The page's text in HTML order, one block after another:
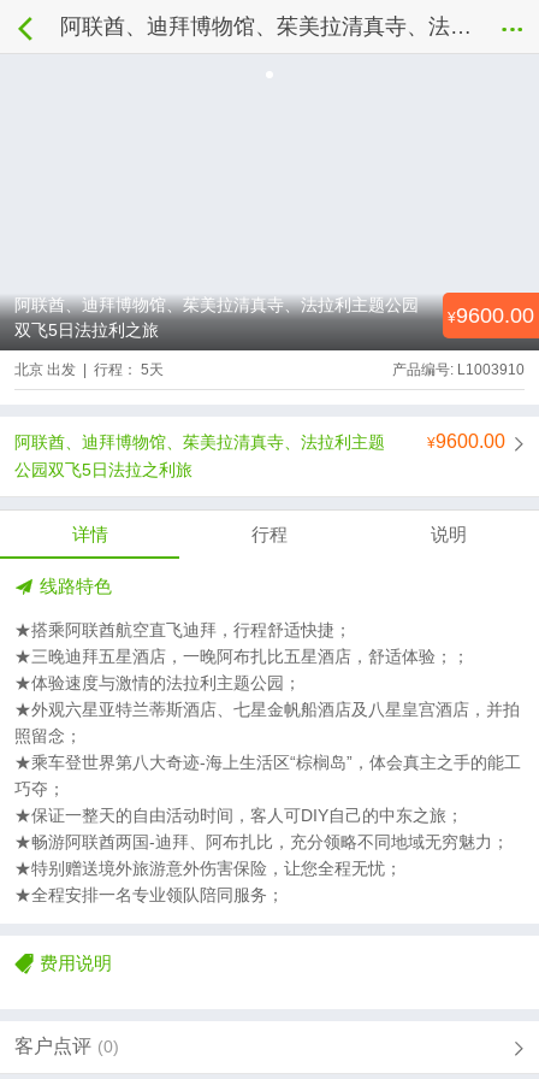
阿联酋、迪拜博物馆、茱美拉清真寺、法拉利主题公园双飞5日法拉利之旅
阿联酋、迪拜博物馆、茱美拉清真寺、法拉利主题公园
双飞5日法拉利之旅
9600.00
产品编号: L1003910
北京 出发 | 行程： 5天
9600.00
阿联酋、迪拜博物馆、茱美拉清真寺、法拉利主题
公园双飞5日法拉之利旅
详情 行程 说明
线路特色
★搭乘阿联酋航空直飞迪拜，行程舒适快捷；
★三晚迪拜五星酒店，一晚阿布扎比五星酒店，舒适体验；；
★体验速度与激情的法拉利主题公园；
★外观六星亚特兰蒂斯酒店、七星金帆船酒店及八星皇宫酒店，并拍
照留念；
★乘车登世界第八大奇迹-海上生活区“棕榈岛”，体会真主之手的能工
巧夺；
★保证一整天的自由活动时间，客人可DIY自己的中东之旅；
★畅游阿联酋两国-迪拜、阿布扎比，充分领略不同地域无穷魅力；
★特别赠送境外旅游意外伤害保险，让您全程无忧；
★全程安排一名专业领队陪同服务；
费用说明
客户点评 (0)